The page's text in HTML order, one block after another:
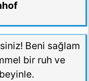
Beni sağlam
bir ruh ve